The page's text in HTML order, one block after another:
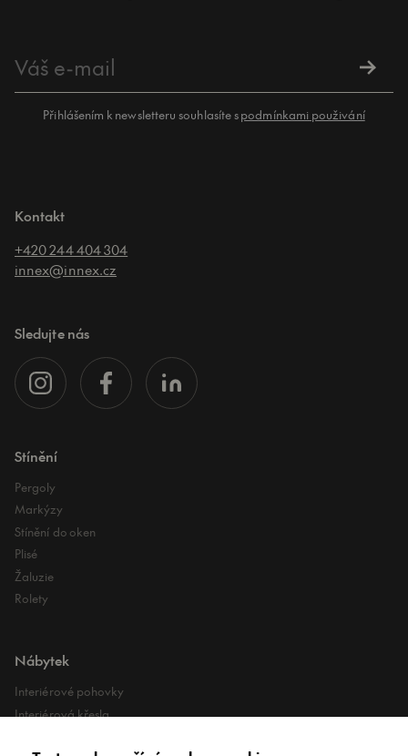
Přihlášením k newsletteru souhlasíte spodmínkami použivání
Kontakt
+420 244 404 304
innex@innex.cz
Sledujte nás
Stínění
Pergoly
Markýzy
Stínění do oken
Plisé
Žaluzie
Rolety
Nábytek
Interiérové pohovky
Interiérová křesla